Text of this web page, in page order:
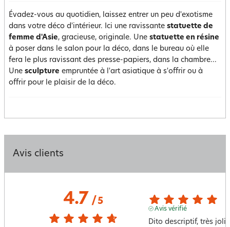
Évadez-vous au quotidien, laissez entrer un peu d'exotisme
dans votre déco d'intérieur. Ici une ravissante statuette de
femme d'Asie, gracieuse, originale. Une statuette en résine
à poser dans le salon pour la déco, dans le bureau où elle
fera le plus ravissant des presse-papiers, dans la chambre...
Une sculpture empruntée à l'art asiatique à s'offrir ou à
offrir pour le plaisir de la déco.
Avis clients
4.7/ 5
Avis vérifié
Dito descriptif, très joli